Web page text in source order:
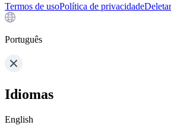
Termos de usoPolítica de privacidade
Português
Idiomas
English